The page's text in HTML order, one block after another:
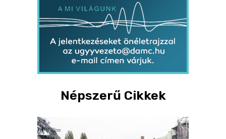
Népszerű Cikkek